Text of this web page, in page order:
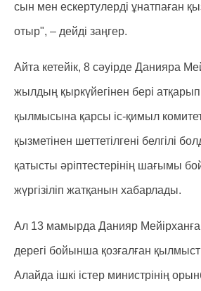
сын мен ескертулерді ұнатпаған
отыр", – дейді заңгер.
Айта кетейік, 8 сәуірде Данияра
жылдың қыркүйегінен бері атқарып
қылмысына қарсы іс-қимыл
қызметінен шеттетілгені белгілі
қатысты әріптестерінің шағымы
жүргізіліп жатқанын хабарлады.
Ал 13 мамырда Данияр Мейірханға
дерегі бойынша қозғалған
Алайда ішкі істер министрінің